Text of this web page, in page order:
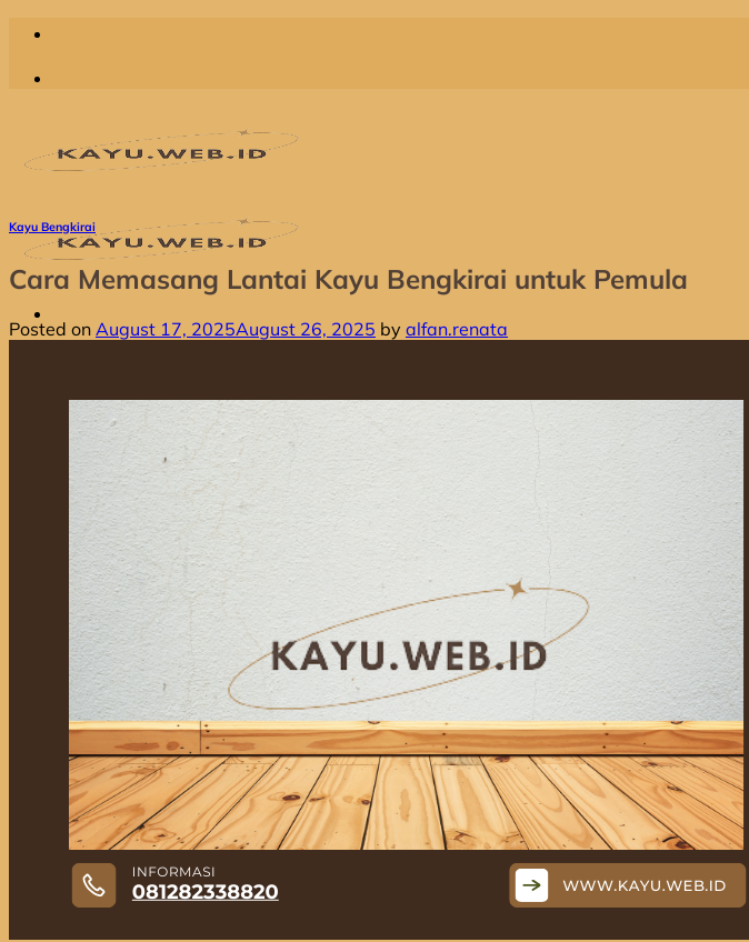
Skip
content
Jual Dolken Gelam
Jual Kayu Kompas
Jual Kayu Kruing
Jual Kayu Racuk
Jual Kayu Meranti
Jual Kayu Bengkirai
Jual Kayu Lokal Murah
Jual Kayu Tembalun
Jual Palet Kayu
Jual Kayu Kamper Medan
Jual Triplek
Jasa Pasang Lantai Kayu
Jual Kayu Kamper Samarinda
Blog
Kontak
Hubungi
Hubungi
Kayu Bengkirai
Cara Memasang Lantai Kayu Bengkirai untuk Pemula
Posted on August 17, 2025August 26, 2025 by alfan.renata